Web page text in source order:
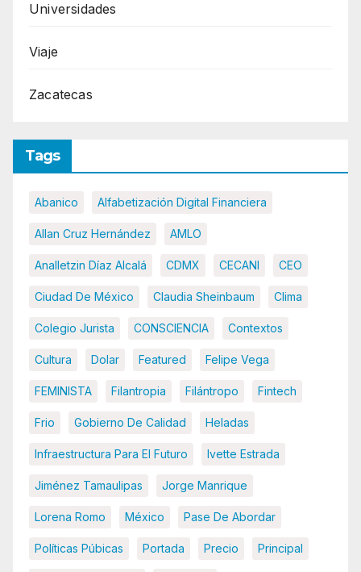
Universidades
Viaje
Zacatecas
Tags
Abanico Alfabetización Digital Financiera
Allan Cruz Hernández AMLO
Analletzin Díaz Alcalá CDMX CECANI CEO
Ciudad De México Claudia Sheinbaum Clima
Colegio Jurista CONSCIENCIA Contextos
Cultura Dolar Featured Felipe Vega
FEMINISTA Filantropia Filántropo Fintech
Frio Gobierno De Calidad Heladas
Infraestructura Para El Futuro Ivette Estrada
Jiménez Tamaulipas Jorge Manrique
Lorena Romo México Pase De Abordar
Políticas Púbicas Portada Precio Principal